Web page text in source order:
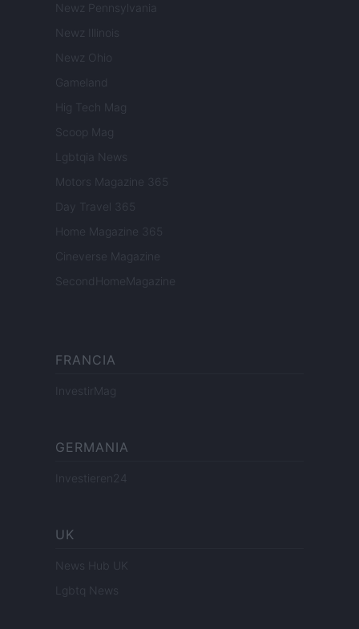
Newz Pennsylvania
Newz Illinois
Newz Ohio
Gameland
Hig Tech Mag
Scoop Mag
Lgbtqia News
Motors Magazine 365
Day Travel 365
Home Magazine 365
Cineverse Magazine
SecondHomeMagazine
FRANCIA
InvestirMag
GERMANIA
Investieren24
UK
News Hub UK
Lgbtq News